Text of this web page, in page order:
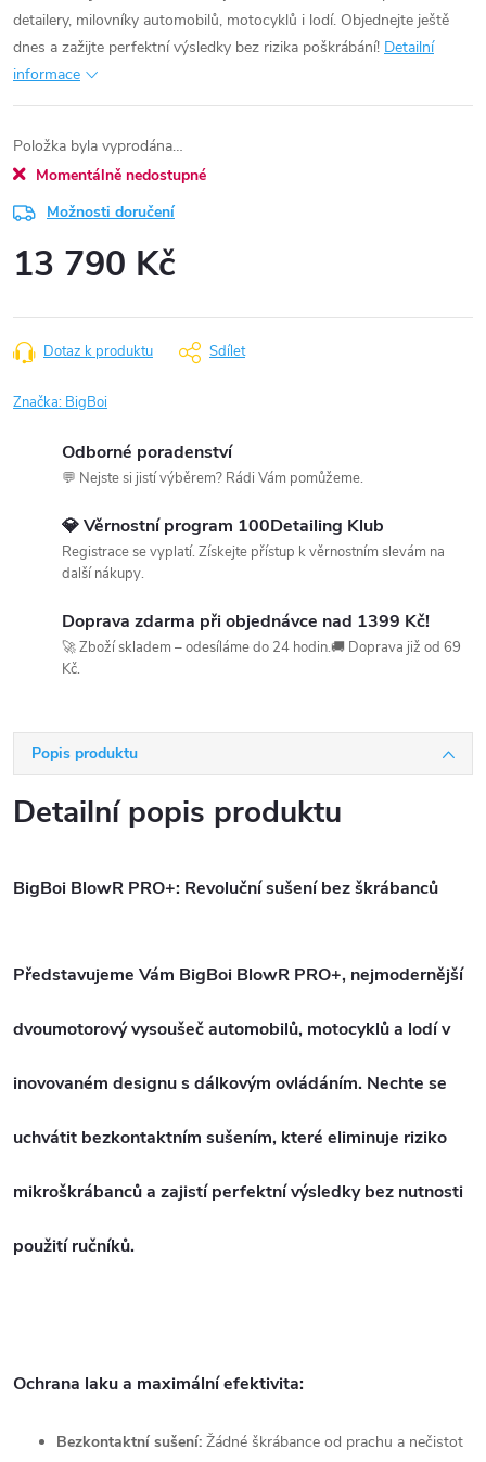
detailery, milovníky automobilů, motocyklů i lodí. Objednejte ještě
dnes a zažijte perfektní výsledky bez rizika poškrábání! Detailní
informace
Položka byla vyprodána…
Momentálně nedostupné
Možnosti doručení
13 790 Kč
cena:
Dotaz k produktu Sdílet
Značka: BigBoi
Odborné poradenství
💬 Nejste si jistí výběrem? Rádi Vám pomůžeme.
💎 Věrnostní program 100Detailing Klub
Registrace se vyplatí. Získejte přístup k věrnostním slevám na
další nákupy.
Doprava zdarma při objednávce nad 1399 Kč!
🚀 Zboží skladem – odesíláme do 24 hodin.🚚 Doprava již od 69
Kč.
Popis produktu
Detailní popis produktu
BigBoi BlowR PRO+: Revoluční sušení bez škrábanců
Představujeme Vám BigBoi BlowR PRO+, nejmodernější
dvoumotorový vysoušeč automobilů, motocyklů a lodí v
inovovaném designu s dálkovým ovládáním. Nechte se
uchvátit bezkontaktním sušením, které eliminuje riziko
mikroškrábanců a zajistí perfektní výsledky bez nutnosti
použití ručníků.
Ochrana laku a maximální efektivita:
Bezkontaktní sušení: Žádné škrábance od prachu a nečistot